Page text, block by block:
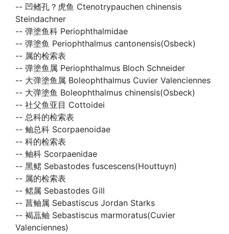
-- 凹鳍孔？虎鱼 Ctenotrypauchen chinensis
Steindachner
-- 弹塗鱼科 Periophthalmidae
-- 弹塗鱼 Periophthalmus cantonensis(Osbeck)
-- 属的检索表
-- 弹塗鱼属 Periophthalmus Bloch Schneider
-- 大弹塗鱼属 Boleophthalmus Cuvier Valenciennes
-- 大弹塗鱼 Boleophthalmus chinensis(Osbeck)
-- 社父鱼亚目 Cottoidei
-- 总科的检索表
-- 鲉总科 Scorpaenoidae
-- 科的检索表
-- 鲉科 Scorpaenidae
-- 黑鲪 Sebastodes fuscescens(Houttuyn)
-- 属的检索表
-- 鲪属 Sebastodes Gill
-- 菖鲉属 Sebastiscus Jordan Starks
-- 褐蕌鲉 Sebastiscus marmoratus(Cuvier
Valenciennes)